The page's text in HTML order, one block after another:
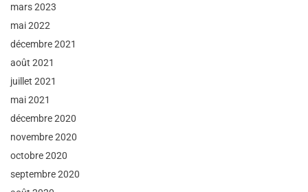
mars 2023
mai 2022
décembre 2021
août 2021
juillet 2021
mai 2021
décembre 2020
novembre 2020
octobre 2020
septembre 2020